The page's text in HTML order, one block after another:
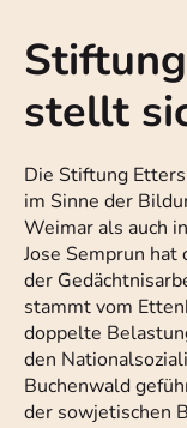
stellt
Die Stiftung
im Sinne der
Weimar als auch
Jose Semprun
der
stammt vom
doppelte
den
Buchenwald
der sowjetischen